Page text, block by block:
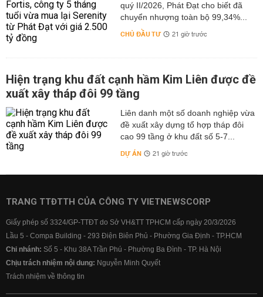
quý II/2026, Phát Đạt cho biết đã
chuyển nhượng toàn bộ 99,34%...
CHỦ ĐẦU TƯ 21 giờ trước
Hiện trạng khu đất cạnh hầm Kim Liên được đề
xuất xây tháp đôi 99 tầng
Liên danh một số doanh nghiệp vừa
đề xuất xây dựng tổ hợp tháp đôi
cao 99 tầng ở khu đất số 5-7...
DỰ ÁN 21 giờ trước
TRANG TTĐTTH CỦA CÔNG TY VIETNEWSCORP
Giấy phép số 3324/GP-TTĐT do Sở VH&TT TPHCM cấp ngày 20/3/2026
Lầu 5 - Compa Building - 293 Điện Biên Phủ - Phường Gia Định - TP.HCM
Chi nhánh: Số 5 - Khu 38A Trần Phú - Phường Ba Đình - TP. Hà Nội
Chịu trách nhiệm nội dung: Nguyễn Minh Quyết
Trách nhiệm về thông tin